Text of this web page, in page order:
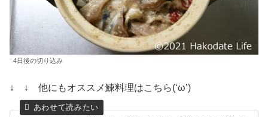
4日後の切り込み
↓ ↓ 他にもオススメ鰊料理はこちら(‘ω’)